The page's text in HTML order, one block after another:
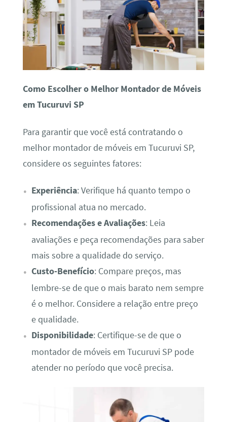
Como Escolher o Melhor Montador de Móveis
em Tucuruvi SP
Para garantir que você está contratando o
melhor montador de móveis em Tucuruvi SP,
considere os seguintes fatores:
Experiência: Verifique há quanto tempo o
profissional atua no mercado.
Recomendações e Avaliações: Leia
avaliações e peça recomendações para saber
mais sobre a qualidade do serviço.
Custo-Benefício: Compare preços, mas
lembre-se de que o mais barato nem sempre
é o melhor. Considere a relação entre preço
e qualidade.
Disponibilidade: Certifique-se de que o
montador de móveis em Tucuruvi SP pode
atender no período que você precisa.